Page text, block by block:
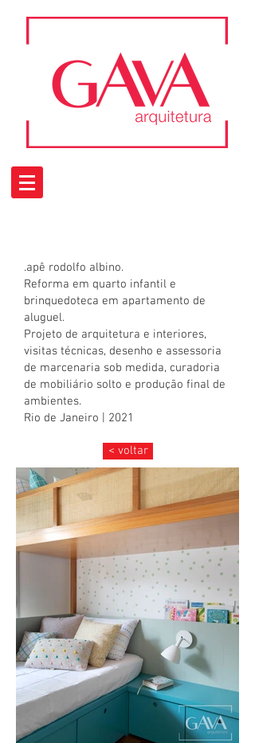
.apê rodolfo albino.
Reforma em quarto infantil e
brinquedoteca em apartamento de
aluguel.
Projeto de arquitetura e interiores,
visitas técnicas, desenho e assessoria
de marcenaria sob medida, curadoria
de mobiliário solto e produção final de
ambientes.
Rio de Janeiro | 2021
< voltar